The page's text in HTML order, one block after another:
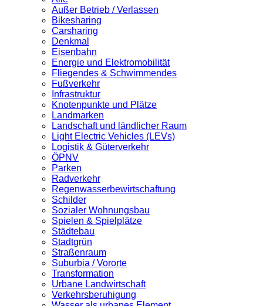
Außer Betrieb / Verlassen
Bikesharing
Carsharing
Denkmal
Eisenbahn
Energie und Elektromobilität
Fliegendes & Schwimmendes
Fußverkehr
Infrastruktur
Knotenpunkte und Plätze
Landmarken
Landschaft und ländlicher Raum
Light Electric Vehicles (LEVs)
Logistik & Güterverkehr
ÖPNV
Parken
Radverkehr
Regenwasserbewirtschaftung
Schilder
Sozialer Wohnungsbau
Spielen & Spielplätze
Städtebau
Stadtgrün
Straßenraum
Suburbia / Vororte
Transformation
Urbane Landwirtschaft
Verkehrsberuhigung